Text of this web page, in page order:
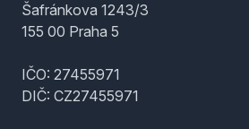
Šafránkova 1243/3
155 00 Praha 5
IČO: 27455971
DIČ: CZ27455971